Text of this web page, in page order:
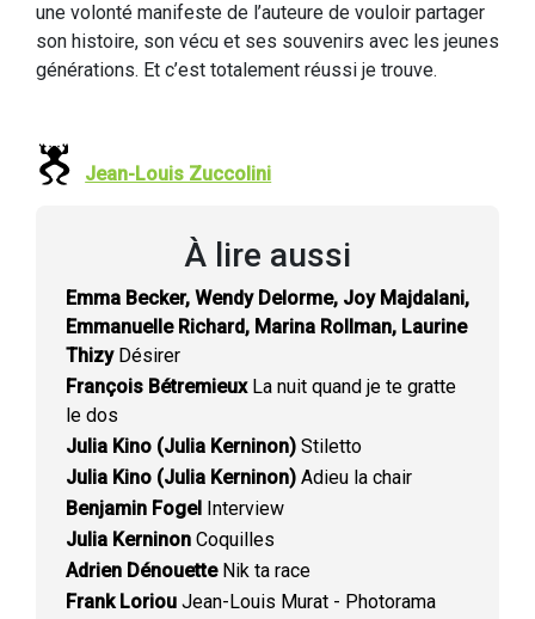
une volonté manifeste de l’auteure de vouloir partager
son histoire, son vécu et ses souvenirs avec les jeunes
générations. Et c’est totalement réussi je trouve.
Jean-Louis Zuccolini
À lire aussi
Emma Becker, Wendy Delorme, Joy Majdalani,
Emmanuelle Richard, Marina Rollman, Laurine
ThizyDésirer
François BétremieuxLa nuit quand je te gratte
le dos
Julia Kino (Julia Kerninon) Stiletto
Julia Kino (Julia Kerninon) Adieu la chair
Benjamin Fogel Interview
Julia Kerninon Coquilles
Adrien DénouetteNik ta race
Frank Loriou Jean-Louis Murat - Photorama